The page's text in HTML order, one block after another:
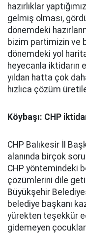
hazırlıklar
gelmiş olması,
dönemdeki
bizim partimizin ve
dönemdeki yol
heyecanla iktidarın
yıldan hatta çok
hızlıca çözüm
Köybaşı: CHP
CHP Balıkesir İl
alanında birçok
CHP yöntemindeki
çözümlerini dile
Büyükşehir
belediye başkanı
yürekten teşekkür
gidemeyen